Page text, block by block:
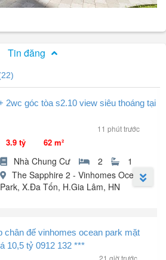
Tin đăng
2wc góc tòa s2.10 view siêu thoáng tại
11 phút trước
3.9 tỷ 62 m²
Nhà Chung Cư 2
1
The Sapphire 2 - Vinhomes Ocean
Park, X.Đa Tốn, H.Gia Lâm, HN
Park, Gia Lâm.
qua sử dụng.
chân đế vinhomes ocean park mặt
10,5 tỷ 0912 132 ***
21 giờ trước